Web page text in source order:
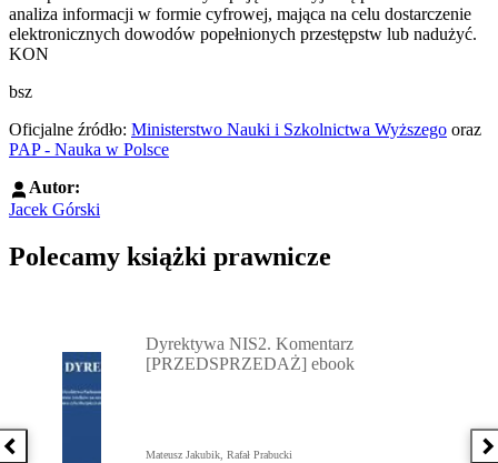
analiza informacji w formie cyfrowej, mająca na celu dostarczenie
elektronicznych dowodów popełnionych przestępstw lub nadużyć.
KON
bsz
Oficjalne źródło: Ministerstwo Nauki i Szkolnictwa Wyższego oraz
PAP - Nauka w Polsce
Autor:
Jacek Górski
Polecamy książki prawnicze
Poprzednia książka
Dyrektywa NIS2. Komentarz
[PRZEDSPRZEDAŻ] ebook
Mateusz Jakubik, Rafał Prabucki